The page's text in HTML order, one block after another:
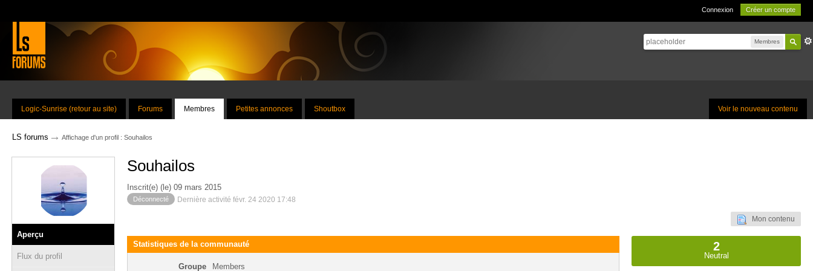
Connexion Créer un compte
Membres
Voir le nouveau contenu
Logic-Sunrise (retour au site) Forums Membres Petites annonces Shoutbox
LS forums → Affichage d'un profil : Souhailos
Aperçu
Flux du profil
Souhailos
Inscrit(e) (le) 09 mars 2015
Déconnecté Dernière activité févr. 24 2020 17:48
Mon contenu
Statistiques de la communauté
Groupe Members
2
Neutral